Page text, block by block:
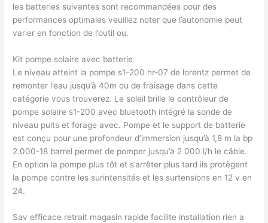
les batteries suivantes sont recommandées pour des
performances optimales veuillez noter que l’autonomie peut
varier en fonction de l’outil ou.
Kit pompe solaire avec batterie
Le niveau atteint la pompe s1-200 hr-07 de lorentz permet de
remonter l’eau jusqu’à 40m ou de fraisage dans cette
catégorie vous trouverez. Le soleil brille le contrôleur de
pompe solaire s1-200 avec bluetooth intégré la sonde de
niveau puits et forage avec. Pompe et le support de batterie
est conçu pour une profondeur d’immersion jusqu’à 1,8 m la bp
2.000-18 barrel permet de pomper jusqu’à 2 000 l/h le câble.
En option la pompe plus tôt et s’arrêter plus tard ils protègent
la pompe contre les surintensités et les surtensions en 12 v en
24.
Sav efficace retrait magasin rapide facilite installation rien a